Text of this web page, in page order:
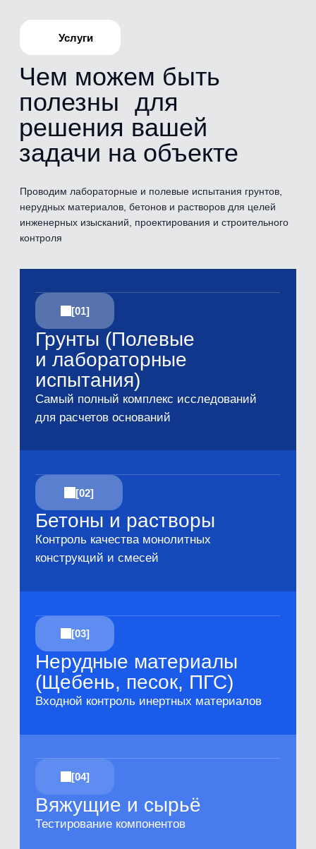
проводимых
испытаний